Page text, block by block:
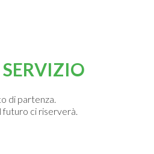
di partenza.
futuro ci riserverà.